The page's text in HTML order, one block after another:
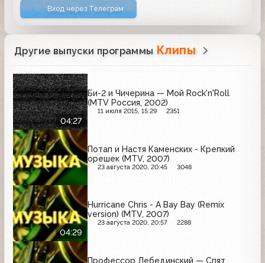
Вход через Телеграм
Другие выпуски программы Клипы
04:27
Би-2 и Чичерина — Мой Rock'n'Roll
(MTV Россия, 2002)
11 июля 2015, 15:29 2351
Потап и Настя Каменских - Крепкий
орешек (MTV, 2007)
23 августа 2020, 20:45 3048
04:29
Hurricane Chris - A Bay Bay (Remix
version) (MTV, 2007)
23 августа 2020, 20:57 2288
Профессор Лебединский — Спят